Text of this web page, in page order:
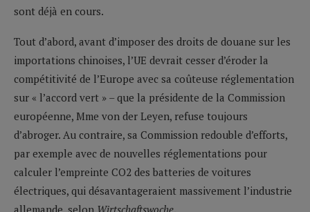
sont déjà en cours.
Tout d’abord, avant d’imposer des droits de douane sur les
importations chinoises, l’UE devrait cesser d’éroder la
compétitivité de l’Europe avec sa coûteuse réglementation
sur « l’accord vert » – que la présidente de la Commission
européenne, Mme von der Leyen, refuse toujours
d’abroger. Au contraire, sa Commission redouble d’efforts,
par exemple avec de nouvelles réglementations pour
calculer l’empreinte CO2 des batteries de voitures
électriques, qui désavantageraient massivement l’industrie
allemande, selon Wirtschaftswoche.